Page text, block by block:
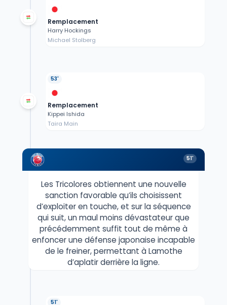
Remplacement
Harry Hockings
Michael Stolberg
53'
Remplacement
Kippei Ishida
Taira Main
51'
Les Tricolores obtiennent une nouvelle
sanction favorable qu’ils choisissent
d’exploiter en touche, et sur la séquence
qui suit, un maul moins dévastateur que
précédemment suffit tout de même à
enfoncer une défense japonaise incapable
de le freiner, permettant à Lamothe
d’aplatir derrière la ligne.
51'